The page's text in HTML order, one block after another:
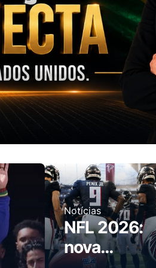
Notícias
NFL 2026:
nova